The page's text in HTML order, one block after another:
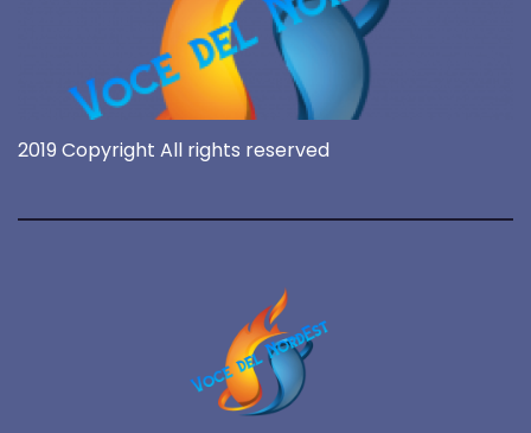
2019 Copyright All rights reserved